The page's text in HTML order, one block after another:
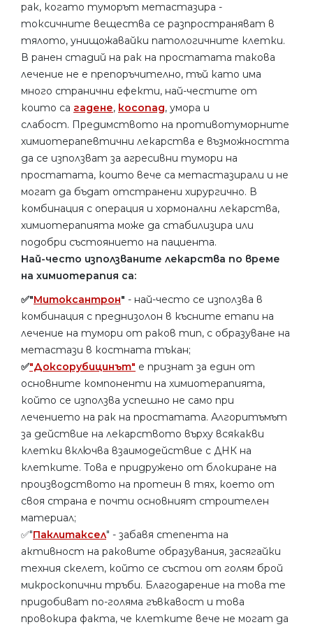
рак, когато туморът метастазира -
токсичните вещества се разпространяват в
тялото, унищожавайки патологичните клетки.
В ранен стадий на рак на простатата такова
лечение не е препоръчително, тъй като има
много странични ефекти, най-честите от
които са гадене, косопад, умора и
слабост. Предимството на противотуморните
химиотерапевтични лекарства е възможността
да се използват за агресивни тумори на
простатата, които вече са метастазирали и не
могат да бъдат отстранени хирургично. В
комбинация с операция и хормонални лекарства,
химиотерапията може да стабилизира или
подобри състоянието на пациента.
Най-често използваните лекарства по време
на химиотерапия са:
✅"Митоксантрон" - най-често се използва в
комбинация с преднизолон в късните етапи на
лечение на тумори от раков тип, с образуване на
метастази в костната тъкан;
✅"Доксорубицинът" е признат за един от
основните компоненти на химиотерапията,
който се използва успешно не само при
лечението на рак на простатата. Алгоритъмът
за действие на лекарството върху всякакви
клетки включва взаимодействие с ДНК на
клетките. Това е придружено от блокиране на
производството на протеин в тях, което от
своя страна е почти основният строителен
материал;
✅"Паклитаксел" - забавя степента на
активност на раковите образувания, засягайки
техния скелет, който се състои от голям брой
микроскопични тръби. Благодарение на това те
придобиват по-голяма гъвкавост и това
провокира факта, че клетките вече не могат да